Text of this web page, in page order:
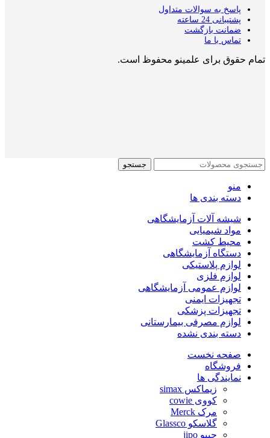
پاسخ به سوالات متداول
پشتیبانی 24 ساعته
ضمانت بازگشت
تماس با ما
تمام حقوق برای علمینو محفوظ است.
جستجو
منو
دسته بندی ها
شیشه آلات آزمایشگاهی
مواد شیمیایی
محیط کشت
دستگاه آزمایشگاهی
لوازم پلاستیکی
لوازم فلزی
لوازم عمومی آزمایشگاهی
تجهیزات ایمنی
تجهیزات پزشکی
لوازم مصرفی بیمارستانی
دسته بندی نشده
صفحه نخست
فروشگاه
نمایندگی ها
زیماکس simax
کووی cowie
مرک Merck
گلاسکو Glassco
جیپو jipo